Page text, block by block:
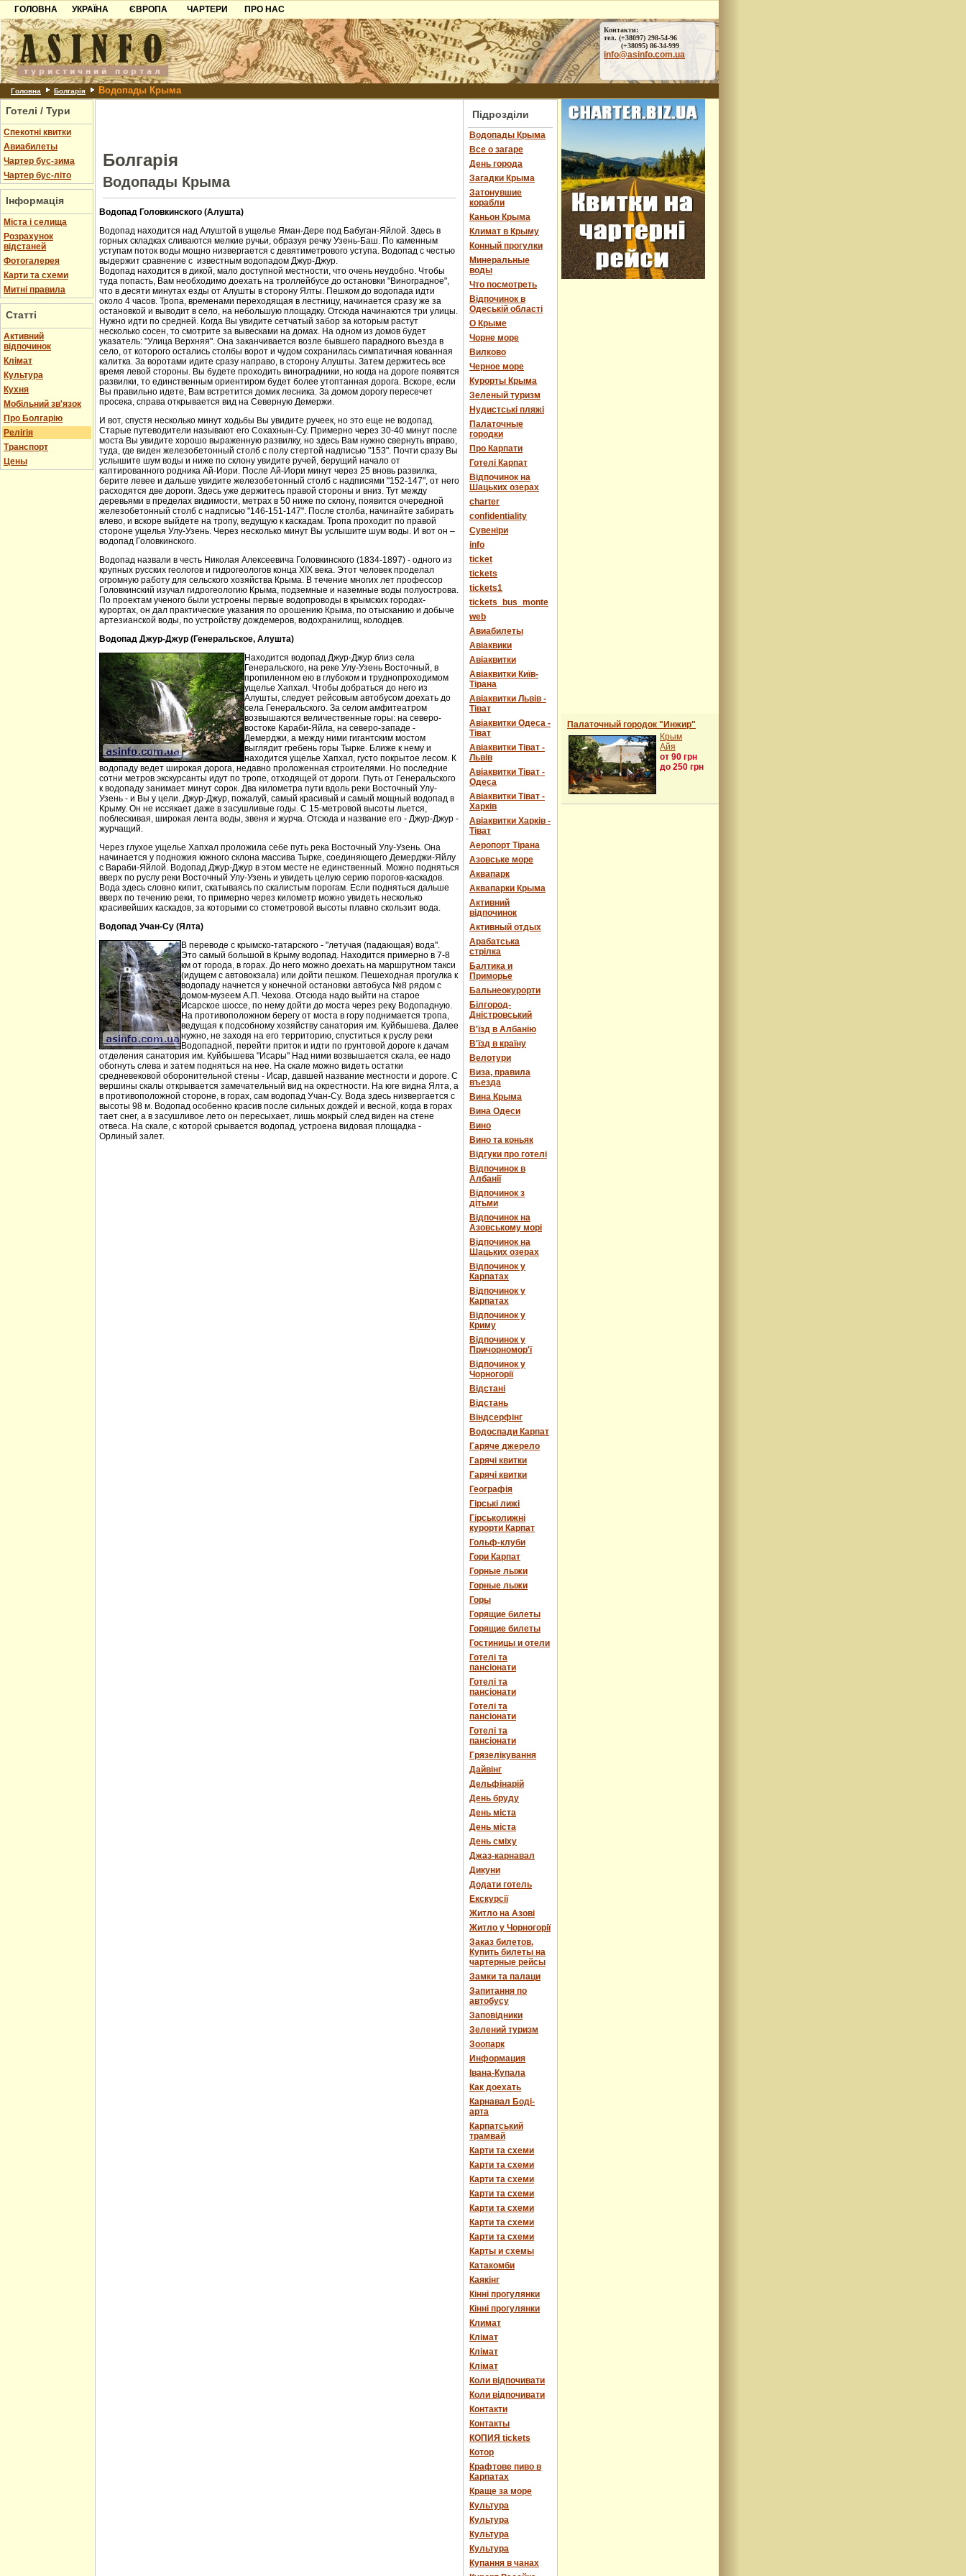
ГОЛОВНА
УКРАЇНА
Карпати
Азов
Причорноморря
Шацьк
ЄВРОПА
Чорногорія
Хорватія
Болгарія
Албанія
ЧАРТЕРИ
ПРО НАС
Контакти
Партнерам
Додати готель
Контакти:
тел. (+38097) 298-54-96
(+38095) 86-34-999
info@asinfo.com.ua
Головна Болгарія Водопады Крыма
Готелі / Тури
Спекотні квитки
Авиабилеты
Чартер бус-зима
Чартер бус-літо
Інформація
Міста і селища
Розрахунок
відстаней
Фотогалерея
Карти та схеми
Митні правила
Статті
Активний
відпочинок
Клімат
Культура
Кухня
Мобільний зв'язок
Про Болгарію
Релігія
Транспорт
Цены
Болгарія
Водопады Крыма
Водопад Головкинского (Алушта)
Водопад находится над Алуштой в ущелье Яман-Дере под Бабуган-Яйлой. Здесь в
горных складках сливаются мелкие ручьи, образуя речку Узень-Баш. По каменным
уступам поток воды мощно низвергается с девятиметрового уступа. Водопад с честью
выдержит сравнение с известным водопадом Джур-Джур.
Водопад находится в дикой, мало доступной местности, что очень неудобно. Чтобы
туда попасть, Вам необходимо доехать на троллейбусе до остановки "Виноградное",
что в десяти минутах езды от Алушты в сторону Ялты. Пешком до водопада идти
около 4 часов. Тропа, временами переходящая в лестницу, начинается сразу же за
остановкой и выводит в село, на небольшую площадку. Отсюда начинаются три улицы.
Нужно идти по средней. Когда Вы увидите сетчатый забор за которым растут
несколько сосен, то смотрите за вывесками на домах. На одном из домов будет
указатель: "Улица Верхняя". Она заканчивается возле бывшего парадного въезда в
село, от которого остались столбы ворот и чудом сохранилась симпатичная кованная
калитка. За воротами идите сразу направо, в сторону Алушты. Затем держитесь все
время левой стороны. Вы будете проходить виноградники, но когда на дороге появятся
развилки, то единственным ориентиром будет более утоптанная дорога. Вскоре, если
Вы правильно идете, Вам встретится домик лесника. За домом дорогу пересечет
просека, справа открывается вид на Северную Демержи.
И вот, спустя несколько минут ходьбы Вы увидите ручеек, но это еще не водопад.
Старые путеводители называют его Сохахнын-Су. Примерно через 30-40 минут после
моста Вы увидите хорошо выраженную развилку, но здесь Вам нужно свернуть вправо,
туда, где виден железобетонный столб с полу стертой надписью "153". Почти сразу Вы
услышите шум воды и ниже по склону увидите ручей, берущий начало от
каптированного родника Ай-Иори. После Ай-Иори минут через 25 вновь развилка,
берите левее и дальше увидите железобетонный столб с надписями "152-147", от него
расходятся две дороги. Здесь уже держитесь правой стороны и вниз. Тут между
деревьями в пределах видимости, метрах в 50 ниже по склону, появится очередной
железобетонный столб с надписью "146-151-147". После столба, начинайте забирать
влево, и вскоре выйдете на тропу, ведущую к каскадам. Тропа проходит по правой
стороне ущелья Улу-Узень. Через несколько минут Вы услышите шум воды. И вот он –
водопад Головкинского.
Водопад назвали в честь Николая Алексеевича Головкинского (1834-1897) - одного из
крупных русских геологов и гидрогеологов конца XIX века. Этот человек проделал
огромную работу для сельского хозяйства Крыма. В течение многих лет профессор
Головкинский изучал гидрогеологию Крыма, подземные и наземные воды полуострова.
По проектам ученого были устроены первые водопроводы в крымских городах-
курортах, он дал практические указания по орошению Крыма, по отысканию и добыче
артезианской воды, по устройству дождемеров, водохранилищ, колодцев.
Водопад Джур-Джур (Генеральское, Алушта)
Находится водопад Джур-Джур близ села
Генеральского, на реке Улу-Узень Восточный, в
пропиленном ею в глубоком и труднопроходимом
ущелье Хапхал. Чтобы добраться до него из
Алушты, следует рейсовым автобусом доехать до
села Генеральского. За селом амфитеатром
возвышаются величественные горы: на северо-
востоке Караби-Яйла, на северо-западе -
Демерджи, а между ними гигантским мостом
выглядит гребень горы Тырке. Ближе к нему и
находится ущелье Хапхал, густо покрытое лесом. К
водопаду ведет широкая дорога, недавно проложенная строителями. Но последние
сотни метров экскурсанты идут по тропе, отходящей от дороги. Путь от Генеральского
к водопаду занимает минут сорок. Два километра пути вдоль реки Восточный Улу-
Узень - и Вы у цели. Джур-Джур, пожалуй, самый красивый и самый мощный водопад в
Крыму. Он не иссякает даже в засушливые годы. С 15-метровой высоты льется,
поблескивая, широкая лента воды, звеня и журча. Отсюда и название его - Джур-Джур -
журчащий.
Через глухое ущелье Хапхал проложила себе путь река Восточный Улу-Узень. Она
начинается у подножия южного склона массива Тырке, соединяющего Демерджи-Яйлу
с Вараби-Яйлой. Водопад Джур-Джур в этом месте не единственный. Можно подняться
вверх по руслу реки Восточный Улу-Узень и увидеть целую серию порогов-каскадов.
Вода здесь словно кипит, скатываясь по скалистым порогам. Если подняться дальше
вверх по течению реки, то примерно через километр можно увидеть несколько
красивейших каскадов, за которыми со стометровой высоты плавно скользит вода.
Водопад Учан-Су (Ялта)
В переводе с крымско-татарского - "летучая (падающая) вода".
Это самый большой в Крыму водопад. Находится примерно в 7-8
км от города, в горах. До него можно доехать на маршрутном такси
(идущем с автовокзала) или дойти пешком. Пешеходная прогулка к
водопаду начнется у конечной остановки автобуса №8 рядом с
домом-музеем А.П. Чехова. Отсюда надо выйти на старое
Исарское шоссе, по нему дойти до моста через реку Водопадную.
На противоположном берегу от моста в гору поднимается тропа,
ведущая к подсобному хозяйству санатория им. Куйбышева. Далее
нужно, не заходя на его территорию, спуститься к руслу реки
Водопадной, перейти приток и идти по грунтовой дороге к дачам
отделения санатория им. Куйбышева "Исары" Над ними возвышается скала, ее надо
обогнуть слева и затем подняться на нее. На скале можно видеть остатки
средневековой оборонительной стены - Исар, давшей название местности и дороге. С
вершины скалы открывается замечательный вид на окрестности. На юге видна Ялта, а
в противоположной стороне, в горах, сам водопад Учан-Су. Вода здесь низвергается с
высоты 98 м. Водопад особенно красив после сильных дождей и весной, когда в горах
тает снег, а в засушливое лето он пересыхает, лишь мокрый след виден на стене
отвеса. На скале, с которой срывается водопад, устроена видовая площадка -
Орлиный залет.
Підрозділи
Водопады Крыма
Все о загаре
День города
Загадки Крыма
Затонувшие
корабли
Каньон Крыма
Климат в Крыму
Конный прогулки
Минеральные
воды
Что посмотреть
Відпочинок в
Одеській області
О Крыме
Чорне море
Вилково
Черное море
Курорты Крыма
Зеленый туризм
Нудистські пляжі
Палаточные
городки
Про Карпати
Готелі Карпат
Відпочинок на
Шацьких озерах
charter
confidentiality
Cувеніри
info
ticket
tickets
tickets1
tickets_bus_monte
web
Авиабилеты
Авіаквики
Авіаквитки
Авіаквитки Київ-
Тірана
Авіаквитки Львів -
Тіват
Авіаквитки Одеса -
Тіват
Авіаквитки Тіват -
Львів
Авіаквитки Тіват -
Одеса
Авіаквитки Тіват -
Харків
Авіаквитки Харків -
Тіват
Аеропорт Тірана
Азовське море
Аквапарк
Аквапарки Крыма
Активний
відпочинок
Активный отдых
Арабатська
стрілка
Балтика и
Приморье
Бальнеокурорти
Білгород-
Дністровський
В'їзд в Албанію
В'їзд в країну
Велотури
Виза, правила
въезда
Вина Крыма
Вина Одеси
Вино
Вино та коньяк
Відгуки про готелі
Відпочинок в
Албанії
Відпочинок з
дітьми
Відпочинок на
Азовському морі
Відпочинок на
Шацьких озерах
Відпочинок у
Карпатах
Відпочинок у
Карпатах
Відпочинок у
Криму
Відпочинок у
Причорномор'ї
Відпочинок у
Чорногорії
Відстані
Відстань
Віндсерфінг
Водоспади Карпат
Гаряче джерело
Гарячі квитки
Гарячі квитки
Географія
Гірські лижі
Гірськолижні
курорти Карпат
Гольф-клуби
Гори Карпат
Горные лыжи
Горные лыжи
Горы
Горящие билеты
Горящие билеты
Гостиницы и отели
Готелі та
пансіонати
Готелі та
пансіонати
Готелі та
пансіонати
Готелі та
пансіонати
Грязелікування
Дайвінг
Дельфінарій
День бруду
День міста
День міста
День сміху
Джаз-карнавал
Дикуни
Додати готель
Екскурсії
Житло на Азові
Житло у Чорногорії
Заказ билетов.
Купить билеты на
чартерные рейсы
Замки та палаци
Запитання по
автобусу
Заповідники
Зелений туризм
Зоопарк
Информация
Івана-Купала
Как доехать
Карнавал Боді-
арта
Карпатський
трамвай
Карти та схеми
Карти та схеми
Карти та схеми
Карти та схеми
Карти та схеми
Карти та схеми
Карти та схеми
Карты и схемы
Катакомби
Каякінг
Кінні прогулянки
Кінні прогулянки
Климат
Клімат
Клімат
Клімат
Коли відпочивати
Коли відпочивати
Контакти
Контакты
КОПИЯ tickets
Котор
Крафтове пиво в
Карпатах
Краще за море
Культура
Культура
Культура
Культура
Купання в чанах
Палаточный городок "Инжир"
Крым
Айя
от 90 грн
до 250 грн